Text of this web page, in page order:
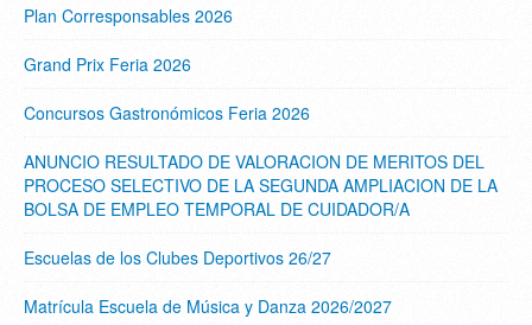
Plan Corresponsables 2026
Grand Prix Feria 2026
Concursos Gastronómicos Feria 2026
ANUNCIO RESULTADO DE VALORACION DE MERITOS DEL
PROCESO SELECTIVO DE LA SEGUNDA AMPLIACION DE LA
BOLSA DE EMPLEO TEMPORAL DE CUIDADOR/A
Escuelas de los Clubes Deportivos 26/27
Matrícula Escuela de Música y Danza 2026/2027